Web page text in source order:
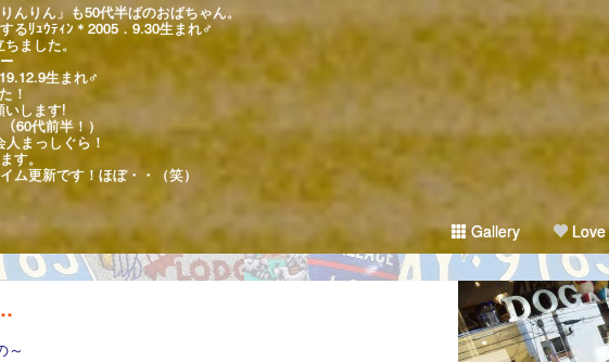
んりん」も50代半ばのおばちゃん。
るﾘｭｳﾃｨﾝ＊2005．9.30生まれ♂
ました。
生まれ♂
！
いします!
60代前半！）
まっしぐら！
す。
ム更新です！ほぼ・・（笑）
Gallery Love
～